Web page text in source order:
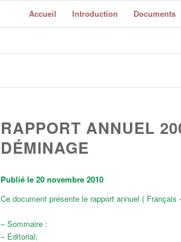
Accueil Introduction Documents
RAPPORT ANNUEL
DÉMINAGE
Publié le 20 novembre 2010
Ce document présente le rapport annuel (
– Sommaire :
– Editorial;